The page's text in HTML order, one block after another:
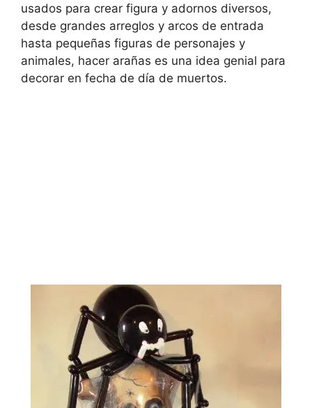
usados para crear figura y adornos diversos,
desde grandes arreglos y arcos de entrada
hasta pequeñas figuras de personajes y
animales, hacer arañas es una idea genial para
decorar en fecha de día de muertos.